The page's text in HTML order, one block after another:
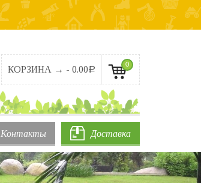
КОРЗИНА → - 0.00Р
0
Доставка
Контакты